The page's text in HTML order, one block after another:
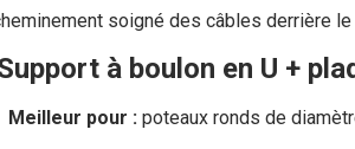
à boulon en U +
Meilleur pour : poteaux ronds de